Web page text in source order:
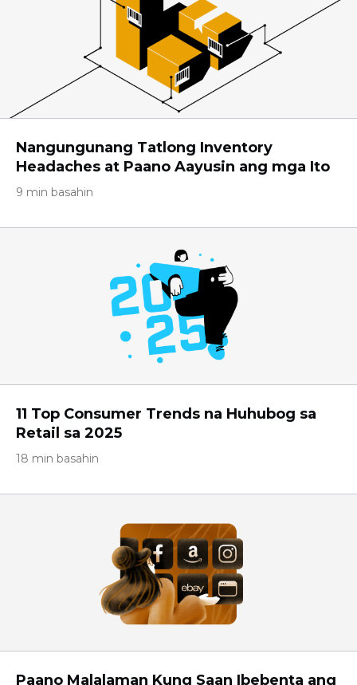
Nangungunang Tatlong Inventory
Headaches at Paano Aayusin ang mga Ito
9 min basahin
11 Top Consumer Trends na Huhubog sa
Retail sa 2025
18 min basahin
Paano Malalaman Kung Saan Ibebenta ang